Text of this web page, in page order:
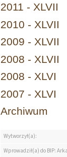
2011 - XLVII
2010 - XLVII
2009 - XLVII
2008 - XLVII
2008 - XLVI
2007 - XLVI
Archiwum
Wytworzył(a):
Wprowadził(a) do BIP: